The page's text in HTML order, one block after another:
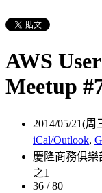
AWS
Meetup
2014/05/21(周
iCal/Outlook,
慶隆商務俱樂
之1
36 / 80